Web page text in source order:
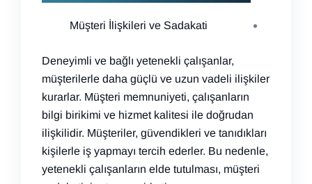
Müşteri İlişkileri ve Sadakati
Deneyimli ve bağlı yetenekli çalışanlar,
müşterilerle daha güçlü ve uzun vadeli ilişkiler
kurarlar. Müşteri memnuniyeti, çalışanların
bilgi birikimi ve hizmet kalitesi ile doğrudan
ilişkilidir. Müşteriler, güvendikleri ve tanıdıkları
kişilerle iş yapmayı tercih ederler. Bu nedenle,
yetenekli çalışanların elde tutulması, müşteri